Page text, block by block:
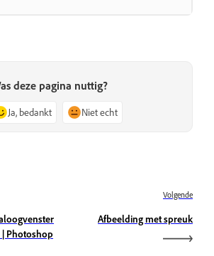
deze pagina nuttig?
Ja, bedankt Niet echt
| Photoshop
Volgende
Afbeelding met spreuk